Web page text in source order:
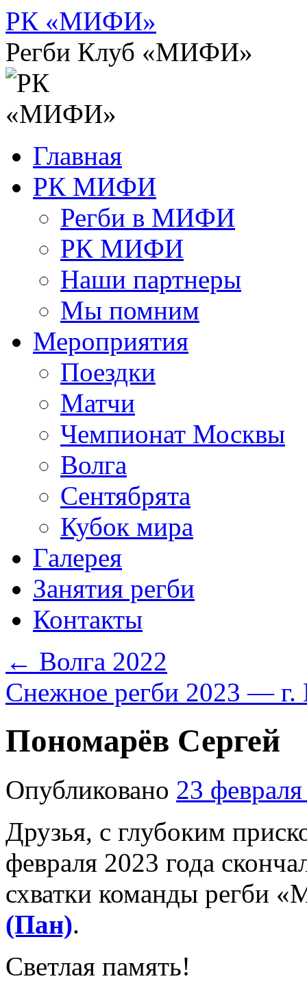
Перейти
содержимому
РК «МИФИ»
Регби Клуб «МИФИ»
Главная
РК МИФИ
Регби в МИФИ
РК МИФИ
Наши партнеры
Мы помним
Мероприятия
Поездки
Матчи
Чемпионат Москвы
Волга
Сентябрята
Кубок мира
Галерея
Занятия регби
Контакты
← Волга 2022
Снежное регби 2023 —
Пономарёв Сергей
Опубликовано 23
Друзья, с глубоким
февраля 2023 года
схватки команды
(Пан).
Светлая память!